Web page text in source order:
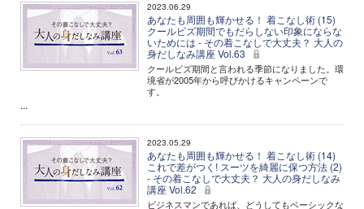
2023.06.29
あなたも周囲も輝かせる！ 着こなし術 (15)
クールビズ期間でもだらしない印象にならな
いためには - その着こなしで大丈夫？ 大人の
身だしなみ講座 Vol.63
クールビズ期間と言われる季節になりました。環
境省が2005年から呼びかけるキャンペーンで
す。
...
2023.05.29
あなたも周囲も輝かせる！ 着こなし術 (14)
これで差がつく! スーツを綺麗に保つ方法 (2)
- その着こなしで大丈夫？ 大人の身だしなみ
講座 Vol.62
ビジネスマンであれば、どうしてもベーシックな